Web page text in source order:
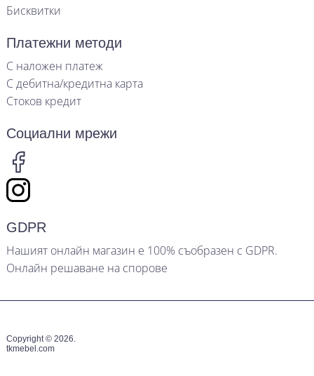
Бисквитки
Платежни методи
С наложен платеж
С дебитна/кредитна карта
Стоков кредит
Социални мрежи
GDPR
Нашият онлайн магазин е 100% съобразен с GDPR.
Онлайн решаване на спорове
Copyright © 2026.
tkmebel.com